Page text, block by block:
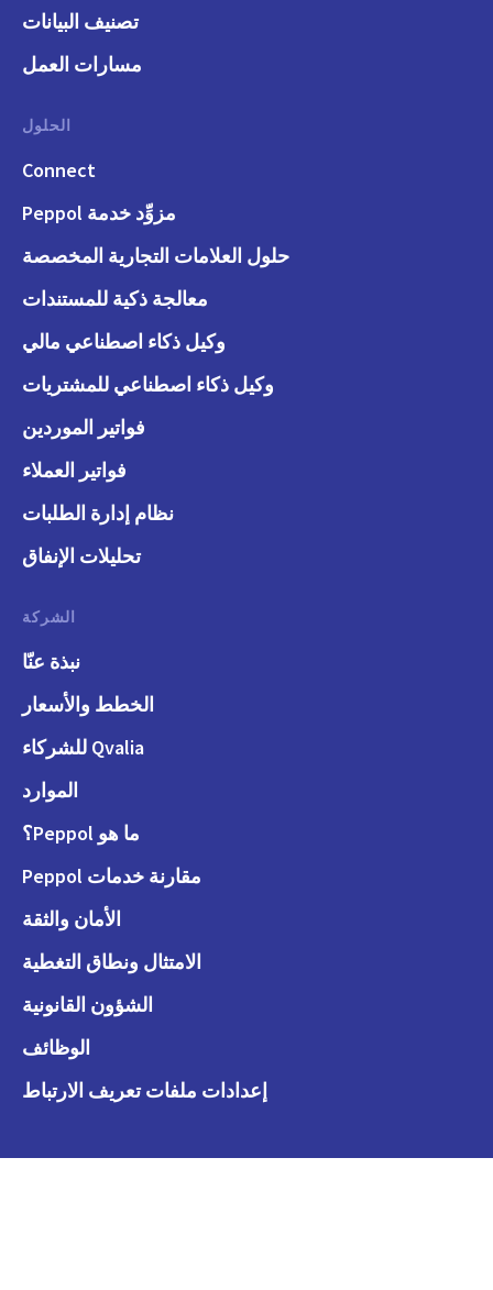
تصنيف البيانات
مسارات العمل
الحلول
Connect
مزوِّد خدمة Peppol
حلول العلامات التجارية المخصصة
معالجة ذكية للمستندات
وكيل ذكاء اصطناعي مالي
وكيل ذكاء اصطناعي للمشتريات
فواتير الموردين
فواتير العملاء
نظام إدارة الطلبات
تحليلات الإنفاق
الشركة
نبذة عنّا
الخطط والأسعار
Qvalia للشركاء
الموارد
ما هو Peppol؟
مقارنة خدمات Peppol
الأمان والثقة
الامتثال ونطاق التغطية
الشؤون القانونية
الوظائف
إعدادات ملفات تعريف الارتباط